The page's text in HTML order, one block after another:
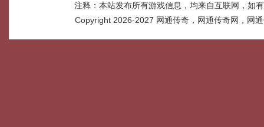
注释：本站发布所有游戏信息，均来自互联网，如
Copyright 2026-2027 网通传奇，网通传奇网，网